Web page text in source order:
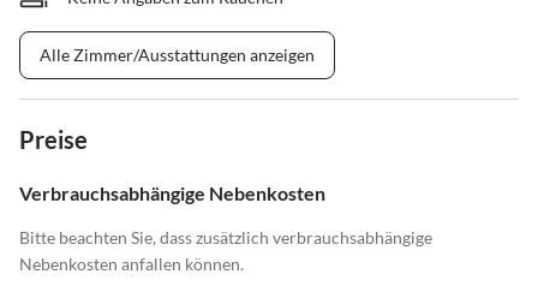
Alle Zimmer/Ausstattungen anzeigen
Preise
Verbrauchsabhängige Nebenkosten
Bitte beachten Sie, dass zusätzlich verbrauchsabhängige
Nebenkosten anfallen können.